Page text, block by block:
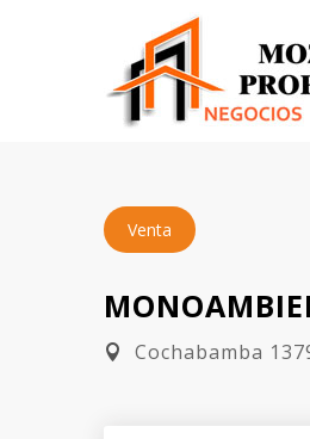
Venta
Cochabamba